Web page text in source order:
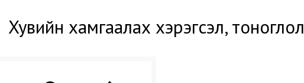
Хувийн хамгаалах хэрэгсэл, тоноглол